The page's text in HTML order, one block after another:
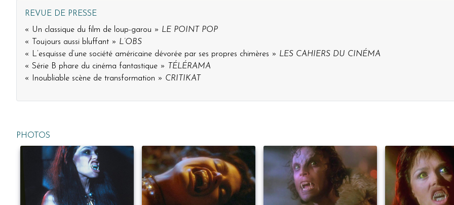
REVUE DE PRESSE
« Un classique du film de loup-garou » LE POINT POP
« Toujours aussi bluffant » L’OBS
« L’esquisse d’une société américaine dévorée par ses propres chimères » LES CAHIERS DU CINÉMA
« Série B phare du cinéma fantastique »
TÉLÉRAMA
« Inoubliable scène de transformation » CRITIKAT
PHOTOS